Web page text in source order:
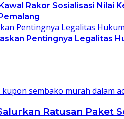
Rakor Sosialisasi Nilai
Pentingnya Legalitas
Ratusan Paket